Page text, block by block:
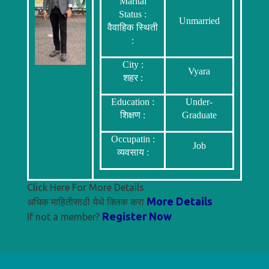
Status :
वैवाहिक स्थिती
:
Unmarried
City :
शहर :
Vyara
Education :
शिक्षण :
Under-
Graduate
Occupatin :
व्यवसाय :
Job
Click Here For More Details
अधिक माहितीसाठी येथे क्लिक करा More Details
If not a member? Register Now